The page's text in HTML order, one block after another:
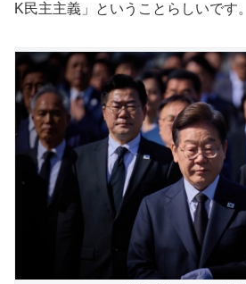
K民主主義」ということらしいです。